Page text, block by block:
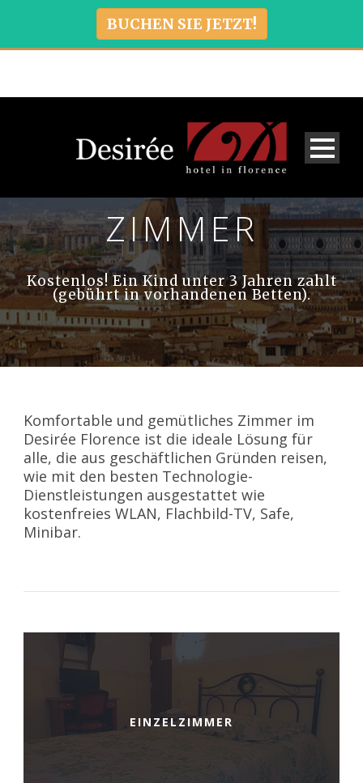
Deutsch
ZIMMER
Kostenlos! Ein Kind unter 3 Jahren zahlt
(gebührt in vorhandenen Betten).
Komfortable und gemütliches Zimmer im
Desirée Florence ist die ideale Lösung für
alle, die aus geschäftlichen Gründen reisen,
wie mit den besten Technologie-
Dienstleistungen ausgestattet wie
kostenfreies WLAN, Flachbild-TV, Safe,
Minibar.
EINZELZIMMER
BUCHEN SIE JETZT!